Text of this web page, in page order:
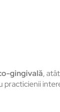
gingivală,